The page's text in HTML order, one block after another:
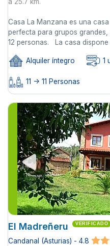
a 25.7 km.
Casa La Manzana es una
perfecta para grupos
12 personas. La casa dispone
Alquiler íntegro 1
11 -> 11 Personas
El Madreñeru VERIFICADO
Candanal (Asturias) - 4.8